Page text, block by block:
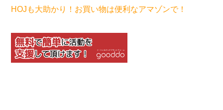
HOJも大助かり！お買い物は便利なアマゾンで！